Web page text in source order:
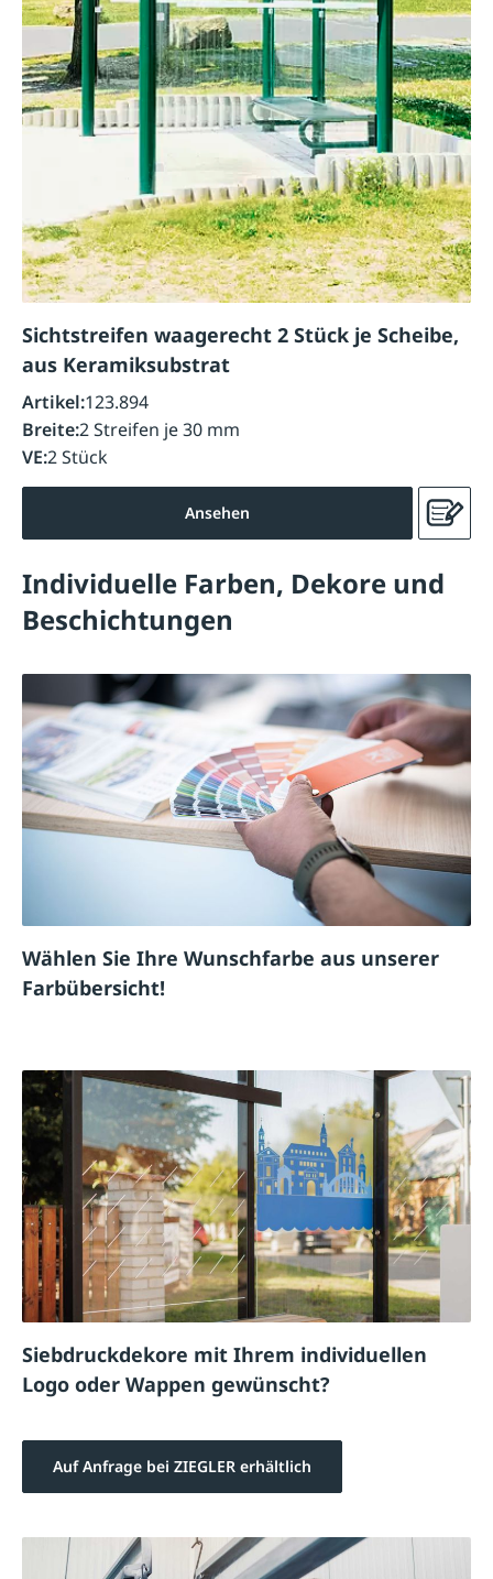
Sichtstreifen waagerecht 2 Stück je Scheibe,
aus Keramiksubstrat
Artikel:123.894
Breite:2 Streifen je 30 mm
VE:2 Stück
Ansehen
Individuelle Farben, Dekore und
Beschichtungen
Wählen Sie Ihre Wunschfarbe aus unserer
Farbübersicht!
Siebdruckdekore mit Ihrem individuellen
Logo oder Wappen gewünscht?
Auf Anfrage bei ZIEGLER erhältlich